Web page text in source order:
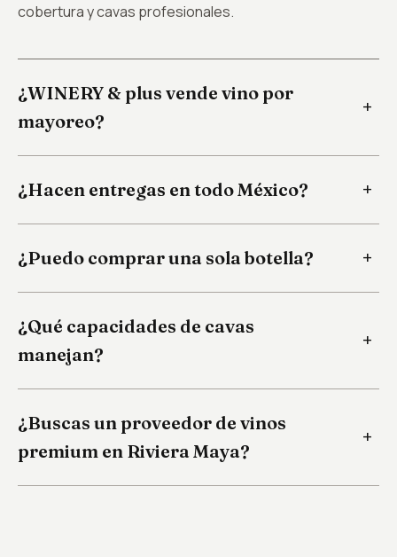
cobertura y cavas profesionales.
¿WINERY & plus vende vino por
mayoreo?
¿Hacen entregas en todo México?
¿Puedo comprar una sola botella?
¿Qué capacidades de cavas
manejan?
¿Buscas un proveedor de vinos
premium en Riviera Maya?